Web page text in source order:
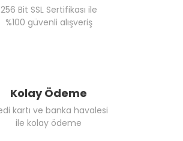
256 Bit SSL Sertifikası ile
%100 güvenli alışveriş
Kolay Ödeme
kartı ve banka havalesi
ile kolay ödeme